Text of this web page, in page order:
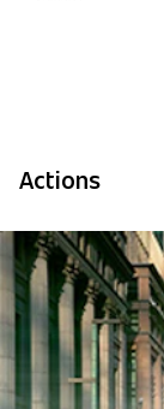
Actions